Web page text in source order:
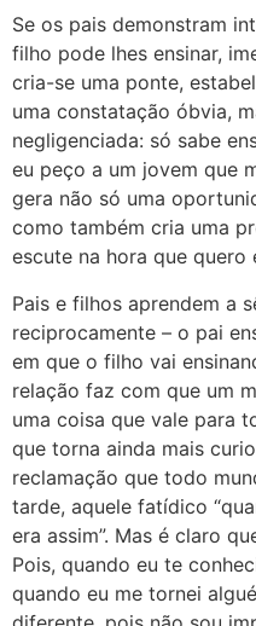
Se os pais demonstram
filho pode lhes ensinar,
cria-se uma ponte,
uma constatação óbvia,
negligenciada: só sabe
eu peço a um jovem que
gera não só uma
como também cria uma
escute na hora que quero
Pais e filhos aprendem a
reciprocamente – o pai
em que o filho vai
relação faz com que um
uma coisa que vale para
que torna ainda mais
reclamação que todo
tarde, aquele fatídico
era assim”. Mas é claro
Pois, quando eu te
quando eu me tornei